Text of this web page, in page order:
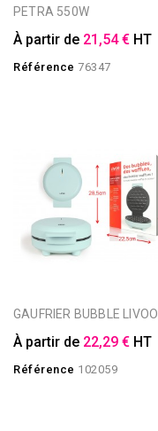
PETRA 550W
À partir de 21,54 € HT
Référence 76347
GAUFRIER BUBBLE LIVOO
À partir de 22,29 € HT
Référence 102059